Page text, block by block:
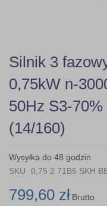
Skip
to
the
beginning
of
the
images
gallery
Silnik 3
0,75kW n-
50Hz S3-
(14/160)
Wysyłka do 48 godzin
SKU
0,75 2 71B5 SKH
799,60 zł Brutto